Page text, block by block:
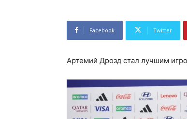
Facebook Twitter
Артемий Дрозд стал лучшим